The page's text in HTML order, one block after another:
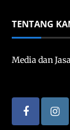
TENTANG
Media dan